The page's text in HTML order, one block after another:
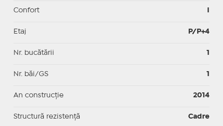
Confort
Etaj P/P+4
Nr. bucătării 1
Nr. băi/GS 1
An construcție 2014
Structură rezistență Cadre